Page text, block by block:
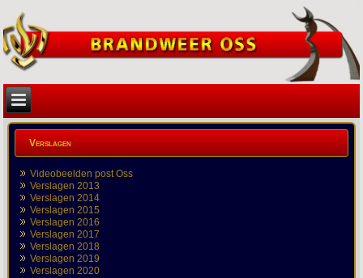
Verslagen
Videobeelden post Oss
Verslagen 2013
Verslagen 2014
Verslagen 2015
Verslagen 2016
Verslagen 2017
Verslagen 2018
Verslagen 2019
Verslagen 2020